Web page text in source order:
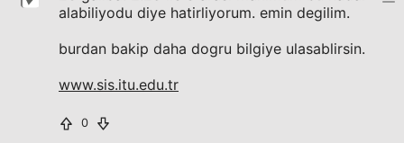
alabiliyodu diye hatirliyorum. emin degilim.
burdan bakip daha dogru bilgiye ulasablirsin.
www.sis.itu.edu.tr
0